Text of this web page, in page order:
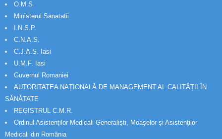
O.M.S
Ministerul Sanatatii
I.N.S.P.
C.N.A.S.
C.J.A.S. Iasi
U.M.F. Iasi
Guvernul Romaniei
AUTORITATEA NAȚIONALĂ DE MANAGEMENT AL CALITĂȚII ÎN
SĂNĂTATE
REGISTRUL C.M.R.
Ordinul Asistenţilor Medicali Generalişti, Moaşelor şi Asistenţilor
Medicali din România